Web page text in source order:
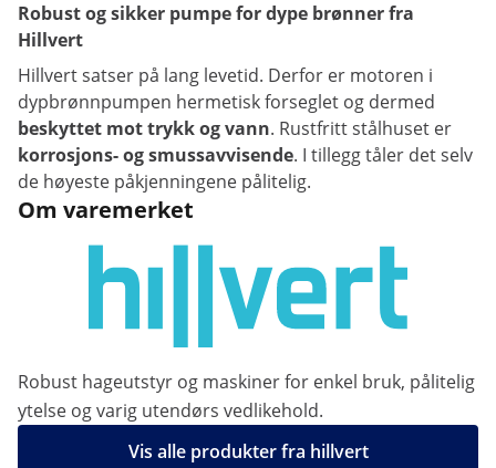
Robust og sikker pumpe for dype brønner fra
Hillvert
Hillvert satser på lang levetid. Derfor er motoren i
dypbrønnpumpen hermetisk forseglet og dermed
beskyttet mot trykk og vann. Rustfritt stålhuset er
korrosjons- og smussavvisende. I tillegg tåler det selv
de høyeste påkjenningene pålitelig.
Om varemerket
Robust hageutstyr og maskiner for enkel bruk, pålitelig
ytelse og varig utendørs vedlikehold.
Vis alle produkter fra hillvert